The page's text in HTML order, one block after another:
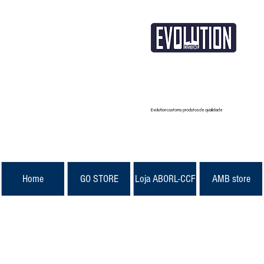
Evolution customs produtos de qualidade
Home GO STORE Loja ABORL-CCF AMB store